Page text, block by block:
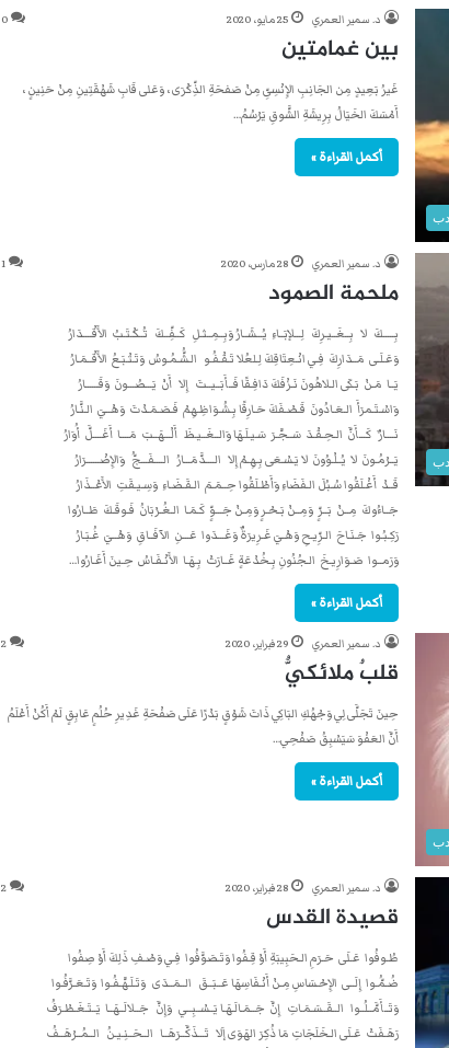
د. سمير العمري 25 مايو، 2020 0
بين غمامتين
غَيرُ بَعِيدٍ مِن الجَانِبِ الإِنْسِىِّ مِنْ صَفحَةِ الذِّكْرَى ، وَعَلى قَابِ شَهْقَتِينِ مِنْ حَنِينٍ ،
أَمْسَكَ الخَيَالُ بِرِيشَةِ الشَّوقِ يَرْسُمُ…
أكمل القراءة »
د. سمير العمري 28 مارس، 2020 1
ملحمة الصمود
بِـــــكَ لا بِــغَــيـرِكَ لِـــلإبَــاءِ يُـــشَــارُ وَبِــمِــثـلِ كَــفِّــكَ تُــكْـتَـبُ الأَقْــــدَارُ
وَعَـلَـى مَــدَارِكَ فِـي انْـعِتَاقِكَ لِـلعُلا تَـقْـفُـو الـشُّـمُـوسُ وَتَـتْـبَـعُ الأَقْــمَـارُ
يَــا مَـنْ بَـكَى الـلاهُونَ نَـزْفَكَ دَافِـقًا فَــأَبَــيــتَ إِلا أَنْ يَـــصُـــونَ وَقَــــــارُ
وَاسْـتَـمرَأَ الـعَـادُونَ قَـصْـفَكَ حَـارِقًا بِـشُـوَاظِـهِمْ فَـصَـمَـدْتَ وَهْــيَ الـنَّـارُ
نَــــارٌ كَـــأَنَّ الـحِـقْـدَ سَــجَّـرَ سَـيـلَـهَا وَالــغَــيـظَ أَلْـــهَــبَ مَــــا أَغَــــلَّ أُوَارُ
يَــرْمُـونَ لا يُــلْـوُونَ لا يَـسْـعَى بِـهِـمْ إِلا الــــدَّمَـــارُ الــــفَـــجُّ وَالإِضْــــــرَارُ
قَــدْ أَغْـلَقُوا سُـبُلَ الـفَضَاءِ وَأَطْـلَقُوا حِــمَـمَ الـقَـضَـاءِ وَسِـيـقَتِ الأَعْــذَارُ
جَــاءُوكَ مِــنْ بَــرٍّ وَمِــنْ بَـحْـرٍ وَمِـنْ جَـــوٍّ كَـمَـا الـغُـرْبَانُ فَـوقَـكَ طَــارُوا
رَكِـبُـوا جَـنَـاحَ الـرِّيـحِ وَهْـيَ غَـرِيرَةٌ وَغَـــدَوا عَـــنِ الآفَــاقِ وَهْــيَ غُـبَـارُ
وَرَمــوا صَـوَارِيـخَ الـجُنُونِ بِـخُدْعَةٍ غَــارَتْ بِـهَـا الأَنْـفَـاسُ حِـينَ أَغَـارُوا…
أكمل القراءة »
د. سمير العمري 29 فبراير، 2020 2
قلبٌ ملائكيٌّ
حِينَ تَجَلَّى لِي وَجْهُكِ البَاكِي ذَاتَ شَوْقٍ بَدْرًا عَلَى صَفْحَةِ غَدِيرِ حُلُمٍ عَابِقٍ لَمْ أَكُنْ أَعْلَمُ
أَنَّ العَفْوَ سَيَسْبِقُ صَفْحِي…
أكمل القراءة »
د. سمير العمري 28 فبراير، 2020 2
قصيدة القدس
طُـوفُوا عَـلَى حَـرَمِ الـحَبِيبَةِ أَوْ قِـفُوا وَتَـصَوَّفُوا فِـي وَصْـفِ ذَلِكَ أَوْ صِفُوا
ضُـمُّـوا إِلَــى الإِحْـسَاسِ مِـنْ أَنْـفَاسِهَا عَــبَــقَ الــمَــدَى وَتَـلَـهَّـفُـوا وَتَـعَـرَّفُـوا
وَتَــأَمَّــلُــوا الــقَــسَـمَـاتِ إِنَّ جَــمَـالَـهَـا يَــسْــبِــي وَإِنَّ جَــلالَــهَــا يَــتَـغَـطْـرَفُ
رَهَـفَتْ عَـلَى الـخَلَجَاتِ مَا ذُكِرَ الهَوَى إَلا تَـــذَكَّــرَهَــا الــحَــنِـيـنُ الــمُــرْهَــفُ